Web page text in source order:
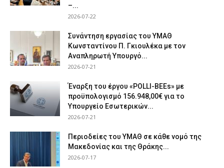
–...
2026-07-22
Συνάντηση εργασίας του ΥΜΑΘ
Κωνσταντίνου Π. Γκιουλέκα με τον
Αναπληρωτή Υπουργό...
2026-07-21
Έναρξη του έργου «POLLI-BEEs» με
προϋπολογισμό 156.948,00€ για το
Υπουργείο Εσωτερικών...
2026-07-21
Περιοδείες του ΥΜΑΘ σε κάθε νομό της
Μακεδονίας και της Θράκης...
2026-07-17